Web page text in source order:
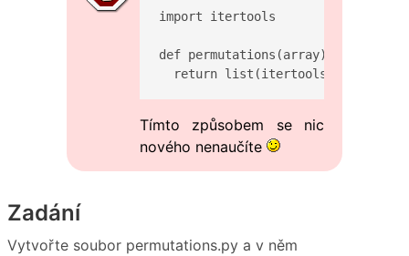
import itertools
def permutations(array):
return
Tímto způsobem se nic
nového nenaučíte
Zadání
Vytvořte soubor permutations.py a v něm